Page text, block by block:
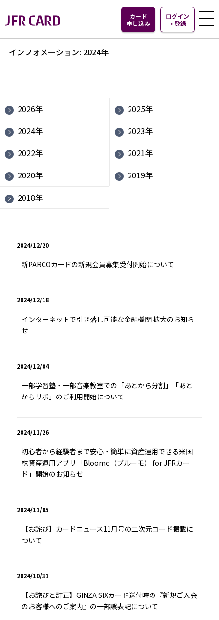
カード
申し込み
ログイン
・ 登録
インフォメーション: 2024年
2026年
2025年
2024年
2023年
2022年
2021年
2020年
2019年
2018年
2024/12/20
新PARCOカードの新規会員募集受付開始について
2024/12/18
インターネットで引き落し可能な金融機関 拡大のお知ら
せ
2024/12/04
一部学習塾・一部音楽教室での「あとから分割」「あと
からリボ」のご利用開始について
2024/11/26
初心者から経験者まで安心・簡単に資産運用できる米国
株資産運用アプリ「Bloomo（ブルーモ） for JFRカー
ド」開始のお知らせ
2024/11/05
【お詫び】カードニュース11月号の二次元コード掲載に
ついて
2024/10/31
【お詫びと訂正】GINZA SIXカード送付時の『新規ご入会
のお客様へのご案内』の一部誤表記について